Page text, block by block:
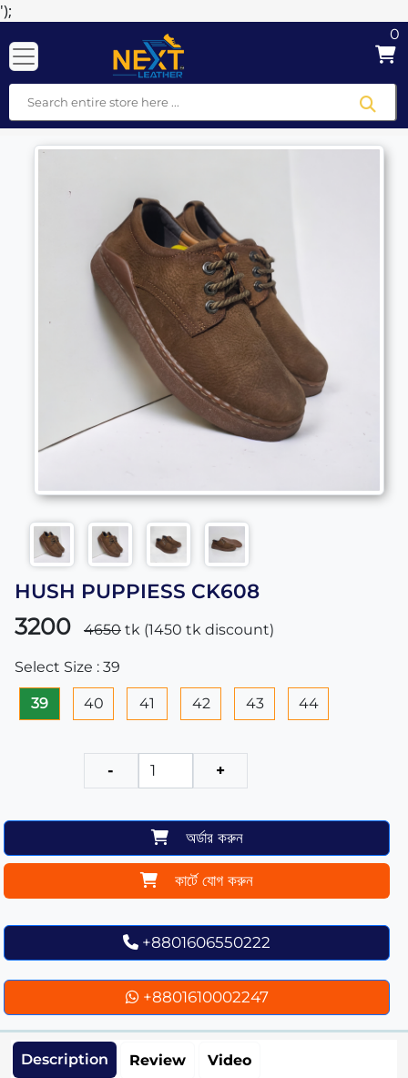
');
0
HUSH PUPPIESS CK608
3200 4650 tk (1450 tk discount)
Select Size : 39
39 40 41 42 43 44
- +
অর্ডার করুন
কার্টে যোগ করুন
+8801606550222
+8801610002247
Description Review Video